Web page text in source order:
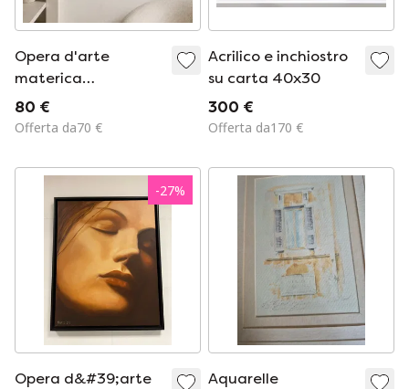
Opera d'arte
materica
"Geometrica" ​​30 x
30 cm
80 €
Offerta da70 €
Acrilico e inchiostro
su carta 40x30
300 €
Offerta da170 €
-27%
Opera d&#39;arte Aquarelle